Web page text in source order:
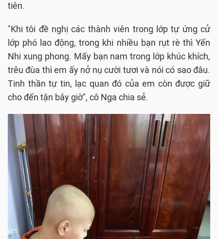
tiên.
"Khi tôi đề nghị các thành viên trong lớp tự ứng cử
lớp phó lao động, trong khi nhiều bạn rụt rè thì Yến
Nhi xung phong. Mấy bạn nam trong lớp khúc khích,
trêu đùa thì em ấy nở nụ cười tươi và nói có sao đâu.
Tinh thần tự tin, lạc quan đó của em còn được giữ
cho đến tận bây giờ", cô Nga chia sẻ.